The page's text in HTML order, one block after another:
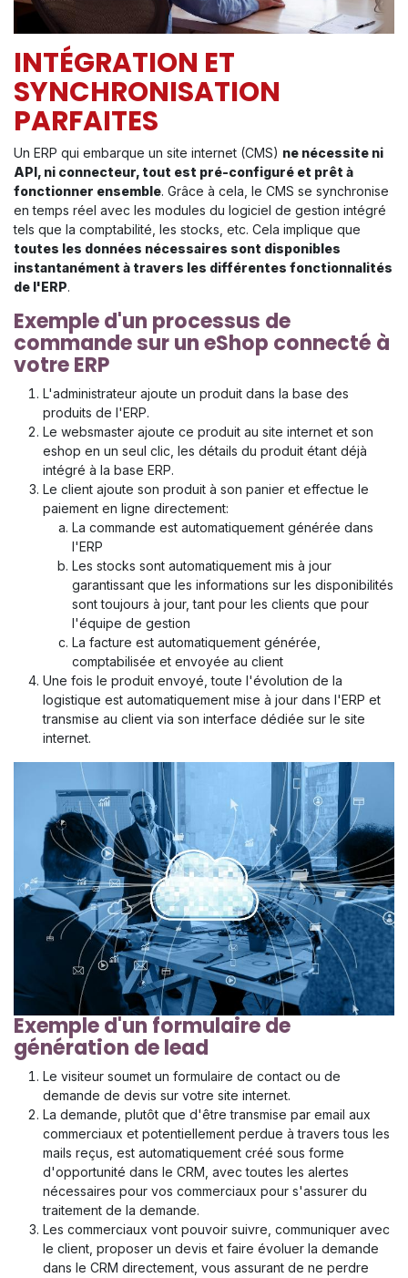
INTÉGRATION ET
SYNCHRONISATION
PARFAITES
Un ERP qui embarque un site internet (CMS) ne nécessite ni
API, ni connecteur, tout est pré-configuré et prêt à
fonctionner ensemble. Grâce à cela, le CMS se synchronise
en temps réel avec les modules du logiciel de gestion intégré
tels que la comptabilité, les stocks, etc. Cela implique que
toutes les données nécessaires sont disponibles
instantanément à travers les différentes fonctionnalités
de l'ERP.
Exemple d'un processus de
commande sur un eShop connecté à
votre ERP
L'administrateur ajoute un produit dans la base des
produits de l'ERP.
Le websmaster ajoute ce produit au site internet et son
eshop en un seul clic, les détails du produit étant déjà
intégré à la base ERP.
Le client ajoute son produit à son panier et effectue le
paiement en ligne directement:
La commande est automatiquement générée dans
l'ERP
Les stocks sont automatiquement mis à jour
garantissant que les informations sur les disponibilités
sont toujours à jour, tant pour les clients que pour
l'équipe de gestion
La facture est automatiquement générée,
comptabilisée et envoyée au client​
Une fois le produit envoyé, toute l'évolution de la
logistique est automatiquement mise à jour dans l'ERP et
transmise au client via son interface dédiée sur le site
internet.
Exemple d'un formulaire de
génération de lead
Le visiteur soumet un formulaire de contact ou de
demande de devis sur votre site internet.
La demande, plutôt que d'être transmise par email aux
commerciaux et potentiellement perdue à travers tous les
mails reçus, est automatiquement créé sous forme
d'opportunité dans le CRM, avec toutes les alertes
nécessaires pour vos commerciaux pour s'assurer du
traitement de la demande.
Les commerciaux vont pouvoir suivre, communiquer avec
le client, proposer un devis et faire évoluer la demande
dans le CRM directement, vous assurant de ne perdre